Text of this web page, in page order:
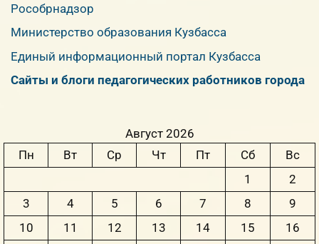
Рособрнадзор
Министерство образования Кузбасса
Единый информационный портал Кузбасса
Сайты и блоги педагогических работников города
Август 2026
Пн
Вт Ср Чт Пт Сб
Вс
1
2
3
4 5 6 7 8
9
10
11 12 13 14 15
16